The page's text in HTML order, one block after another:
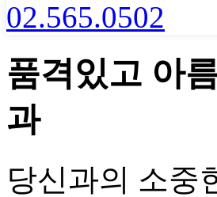
02.565.0502
품격있고 아
과
당신과의 소중